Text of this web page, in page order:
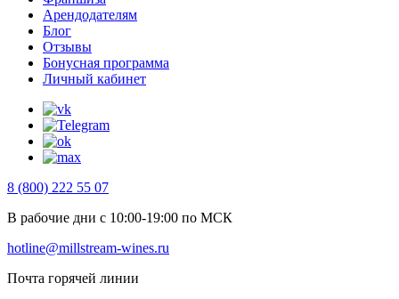
Арендодателям
Блог
Отзывы
Бонусная программа
Личный кабинет
8 (800) 222 55 07
В рабочие дни с 10:00-19:00 по МСК
hotline@millstream-wines.ru
Почта горячей линии